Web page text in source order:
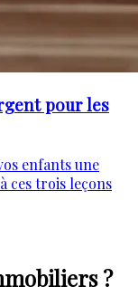
pour les
enfants une
ces trois leçons
?